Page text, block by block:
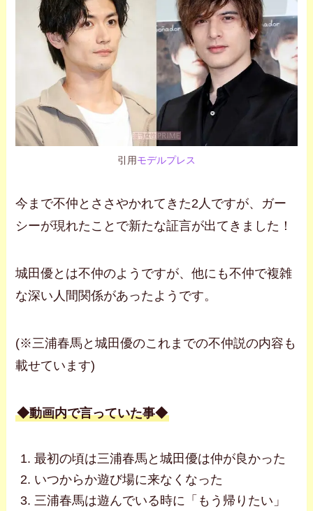
引用モデルプレス
今まで不仲とささやかれてきた2人ですが、ガー
シーが現れたことで新たな証言が出てきました！
城田優とは不仲のようですが、他にも不仲で複雑
な深い人間関係があったようです。
(※三浦春馬と城田優のこれまでの不仲説の内容も
載せています)
◆動画内で言っていた事◆
最初の頃は三浦春馬と城田優は仲が良かった
いつからか遊び場に来なくなった
三浦春馬は遊んでいる時に「もう帰りたい」